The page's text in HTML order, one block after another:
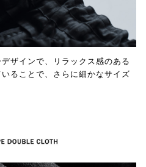
ザインで、リラックス感のある
ることで、さらに細かなサイズ